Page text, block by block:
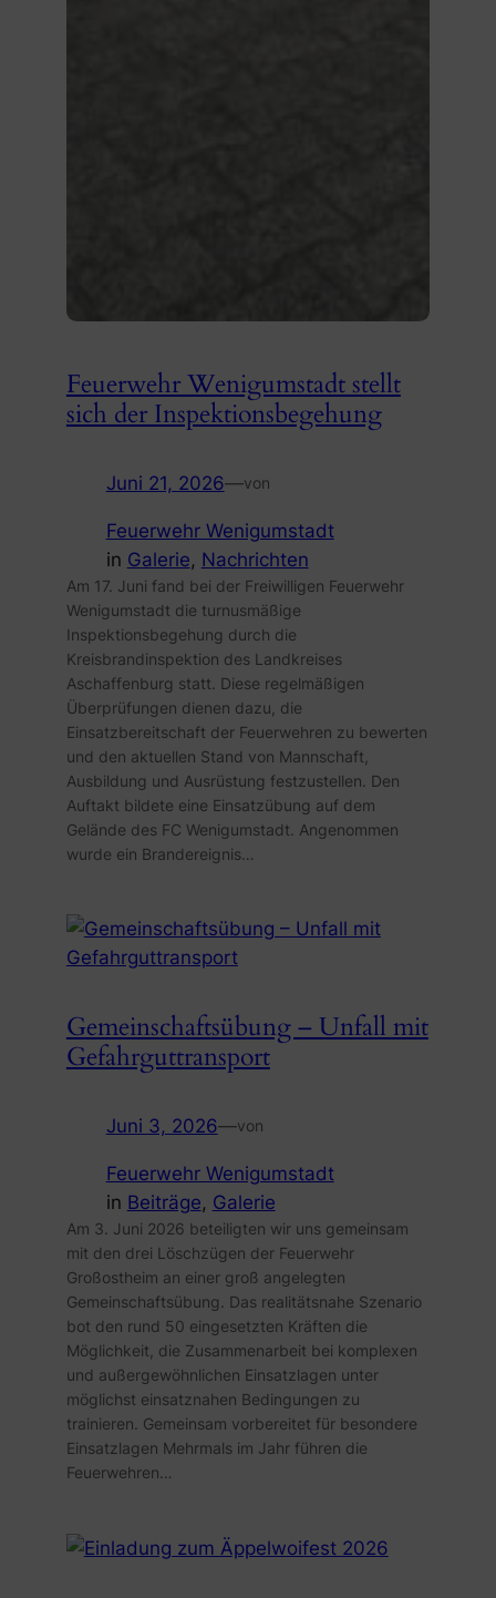
Feuerwehr Wenigumstadt stellt
sich der Inspektionsbegehung
Juni 21, 2026—von
Feuerwehr Wenigumstadt
in Galerie, Nachrichten
Am 17. Juni fand bei der Freiwilligen Feuerwehr
Wenigumstadt die turnusmäßige
Inspektionsbegehung durch die
Kreisbrandinspektion des Landkreises
Aschaffenburg statt. Diese regelmäßigen
Überprüfungen dienen dazu, die
Einsatzbereitschaft der Feuerwehren zu bewerten
und den aktuellen Stand von Mannschaft,
Ausbildung und Ausrüstung festzustellen. Den
Auftakt bildete eine Einsatzübung auf dem
Gelände des FC Wenigumstadt. Angenommen
wurde ein Brandereignis…
Gemeinschaftsübung – Unfall mit
Gefahrguttransport
Juni 3, 2026—von
Feuerwehr Wenigumstadt
in Beiträge, Galerie
Am 3. Juni 2026 beteiligten wir uns gemeinsam
mit den drei Löschzügen der Feuerwehr
Großostheim an einer groß angelegten
Gemeinschaftsübung. Das realitätsnahe Szenario
bot den rund 50 eingesetzten Kräften die
Möglichkeit, die Zusammenarbeit bei komplexen
und außergewöhnlichen Einsatzlagen unter
möglichst einsatznahen Bedingungen zu
trainieren. Gemeinsam vorbereitet für besondere
Einsatzlagen Mehrmals im Jahr führen die
Feuerwehren…